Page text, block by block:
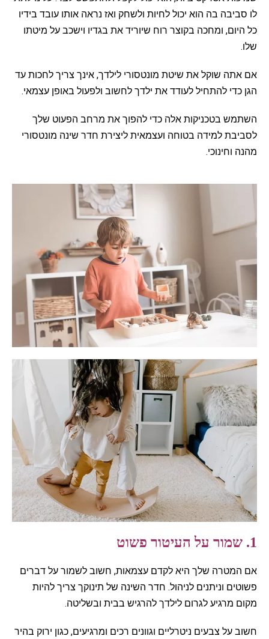
לו סביבה בה הוא יכול לחיות ולשחק ואז נראה אותו עובד בידיו
כל היום, ומחכה בקוצר רוח שיוריד את בגדיו וישכב על מיטתו
שלו.
אם אתה שוקל את שיטת מונטסורי לילדך, אינך צריך לחכות עד
הגן כדי להתחיל לעודד את ילדך לחשוב ולפעול באופן עצמאי.
השתמש בטכניקות אלה כדי להפוך את מרחב הפעוט שלך
לסביבת למידה בטוחה ועצמאית ליצירת חדר שינה מונטסורי
מהנה וחינוכי.
1. שמור על העיטור פשוט
אם המטרה שלך היא לקדם עצמאות, חשוב לשמור על דברים
פשוטים וניתנים לניהול. חדר השינה של תינוקך צריך להיות
מקום מרגיע לגרום לילדך להרגיש בבית ובשליטה.
חשוב על צבעים ניטרליים וגוונים רכים ומרגיעים, כגון ירוק בהיר